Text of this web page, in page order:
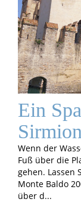
Ein
Wenn der
Fuß über die
gehen. Lassen
Monte Baldo
über d...